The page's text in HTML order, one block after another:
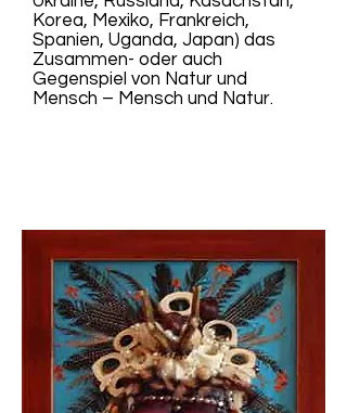
Korea, Mexiko, Frankreich,
Spanien, Uganda, Japan) das
Zusammen- oder auch
Gegenspiel von Natur und
Mensch – Mensch und Natur.